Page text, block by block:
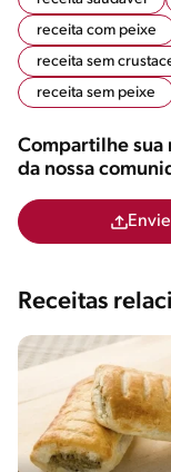
receita com peixe
receita sem
receita sem peixe
Compartilhe sua
da nossa
Receitas